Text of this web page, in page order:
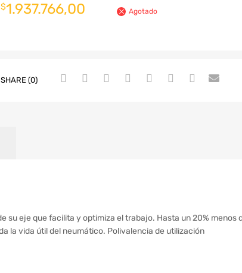
$1.937.766,00 Agotado
SHARE (0)
eje que facilita y optimiza el trabajo. Hasta un 20% menos
la vida útil del neumático. Polivalencia de utilización